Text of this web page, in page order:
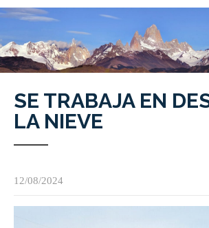
SE TRABAJA EN
LA NIEVE
12/08/2024